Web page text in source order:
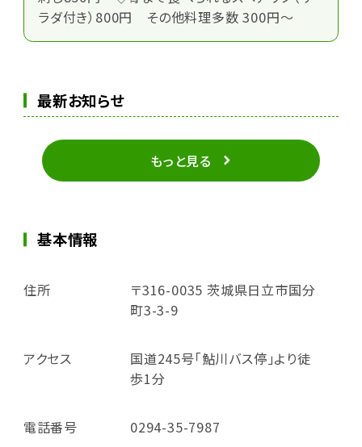
ラダ付き）800円 その他料理多数 300円～
最新お知らせ
もっと見る
基本情報
住所
〒316-0035 茨城県日立市国分
町3-3-9
アクセス
国道245号｢鮎川バス停｣より徒
歩1分
電話番号 0294-35-7987